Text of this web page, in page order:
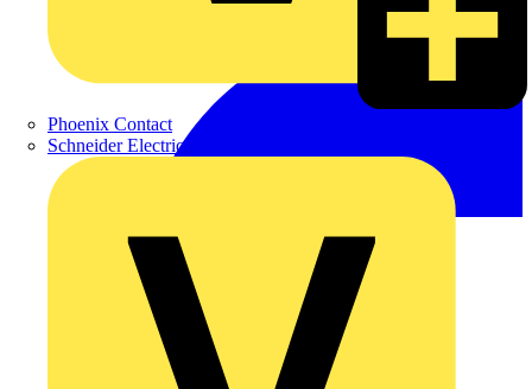
Phoenix Contact
Schneider Electric